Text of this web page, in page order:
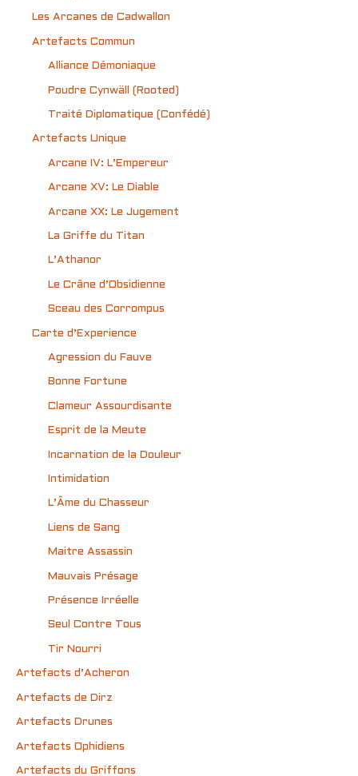
Les Arcanes de Cadwallon
Artefacts Commun
Alliance Démoniaque
Poudre Cynwäll (Rooted)
Traité Diplomatique (Confédé)
Artefacts Unique
Arcane IV: L’Empereur
Arcane XV: Le Diable
Arcane XX: Le Jugement
La Griffe du Titan
L’Athanor
Le Crâne d’Obsidienne
Sceau des Corrompus
Carte d’Experience
Agression du Fauve
Bonne Fortune
Clameur Assourdisante
Esprit de la Meute
Incarnation de la Douleur
Intimidation
L’Âme du Chasseur
Liens de Sang
Maitre Assassin
Mauvais Présage
Présence Irréelle
Seul Contre Tous
Tir Nourri
Artefacts d’Acheron
Artefacts de Dirz
Artefacts Drunes
Artefacts Ophidiens
Artefacts du Griffons